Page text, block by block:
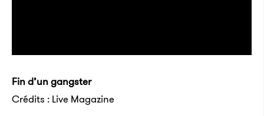
Fin d’un gangster
Crédits : Live Magazine